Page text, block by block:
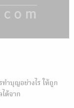
ำบุญอย่างไร ให้ถูก
ด้จาก